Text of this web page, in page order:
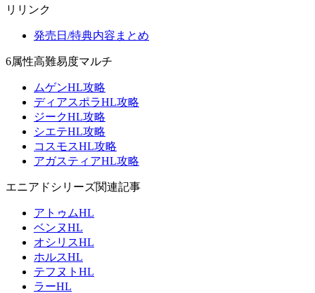
リリンク
発売日/特典内容まとめ
6属性高難易度マルチ
ムゲンHL攻略
ディアスポラHL攻略
ジークHL攻略
シエテHL攻略
コスモスHL攻略
アガスティアHL攻略
エニアドシリーズ関連記事
アトゥムHL
ベンヌHL
オシリスHL
ホルスHL
テフヌトHL
ラーHL